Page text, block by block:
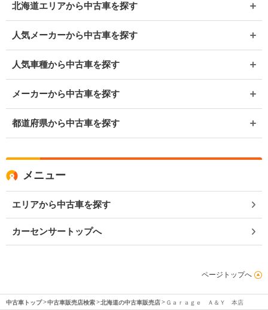
北海道エリアから中古車を探す
人気メーカーから中古車を探す
人気車種から中古車を探す
メーカーから中古車を探す
都道府県から中古車を探す
メニュー
エリアから中古車を探す
カーセンサートップへ
ページトップへ
中古車トップ 中古車販売店検索 北海道の中古車販売店 Ｇａｒａｇｅ Ａ＆Ｙ 本店